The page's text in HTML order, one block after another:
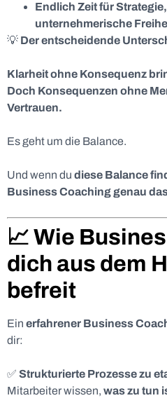
Endlich Zeit für
unternehmerische
💡 Der entscheidende
Klarheit ohne Konsequenz
Doch Konsequenzen ohne
Vertrauen.
Es geht um die Balance.
Und wenn du diese Balance
Business Coaching genau
📈 Wie
dich aus dem
befreit
Ein erfahrener Business
dir:
✅ Strukturierte Prozesse zu
Mitarbeiter wissen, was zu tun